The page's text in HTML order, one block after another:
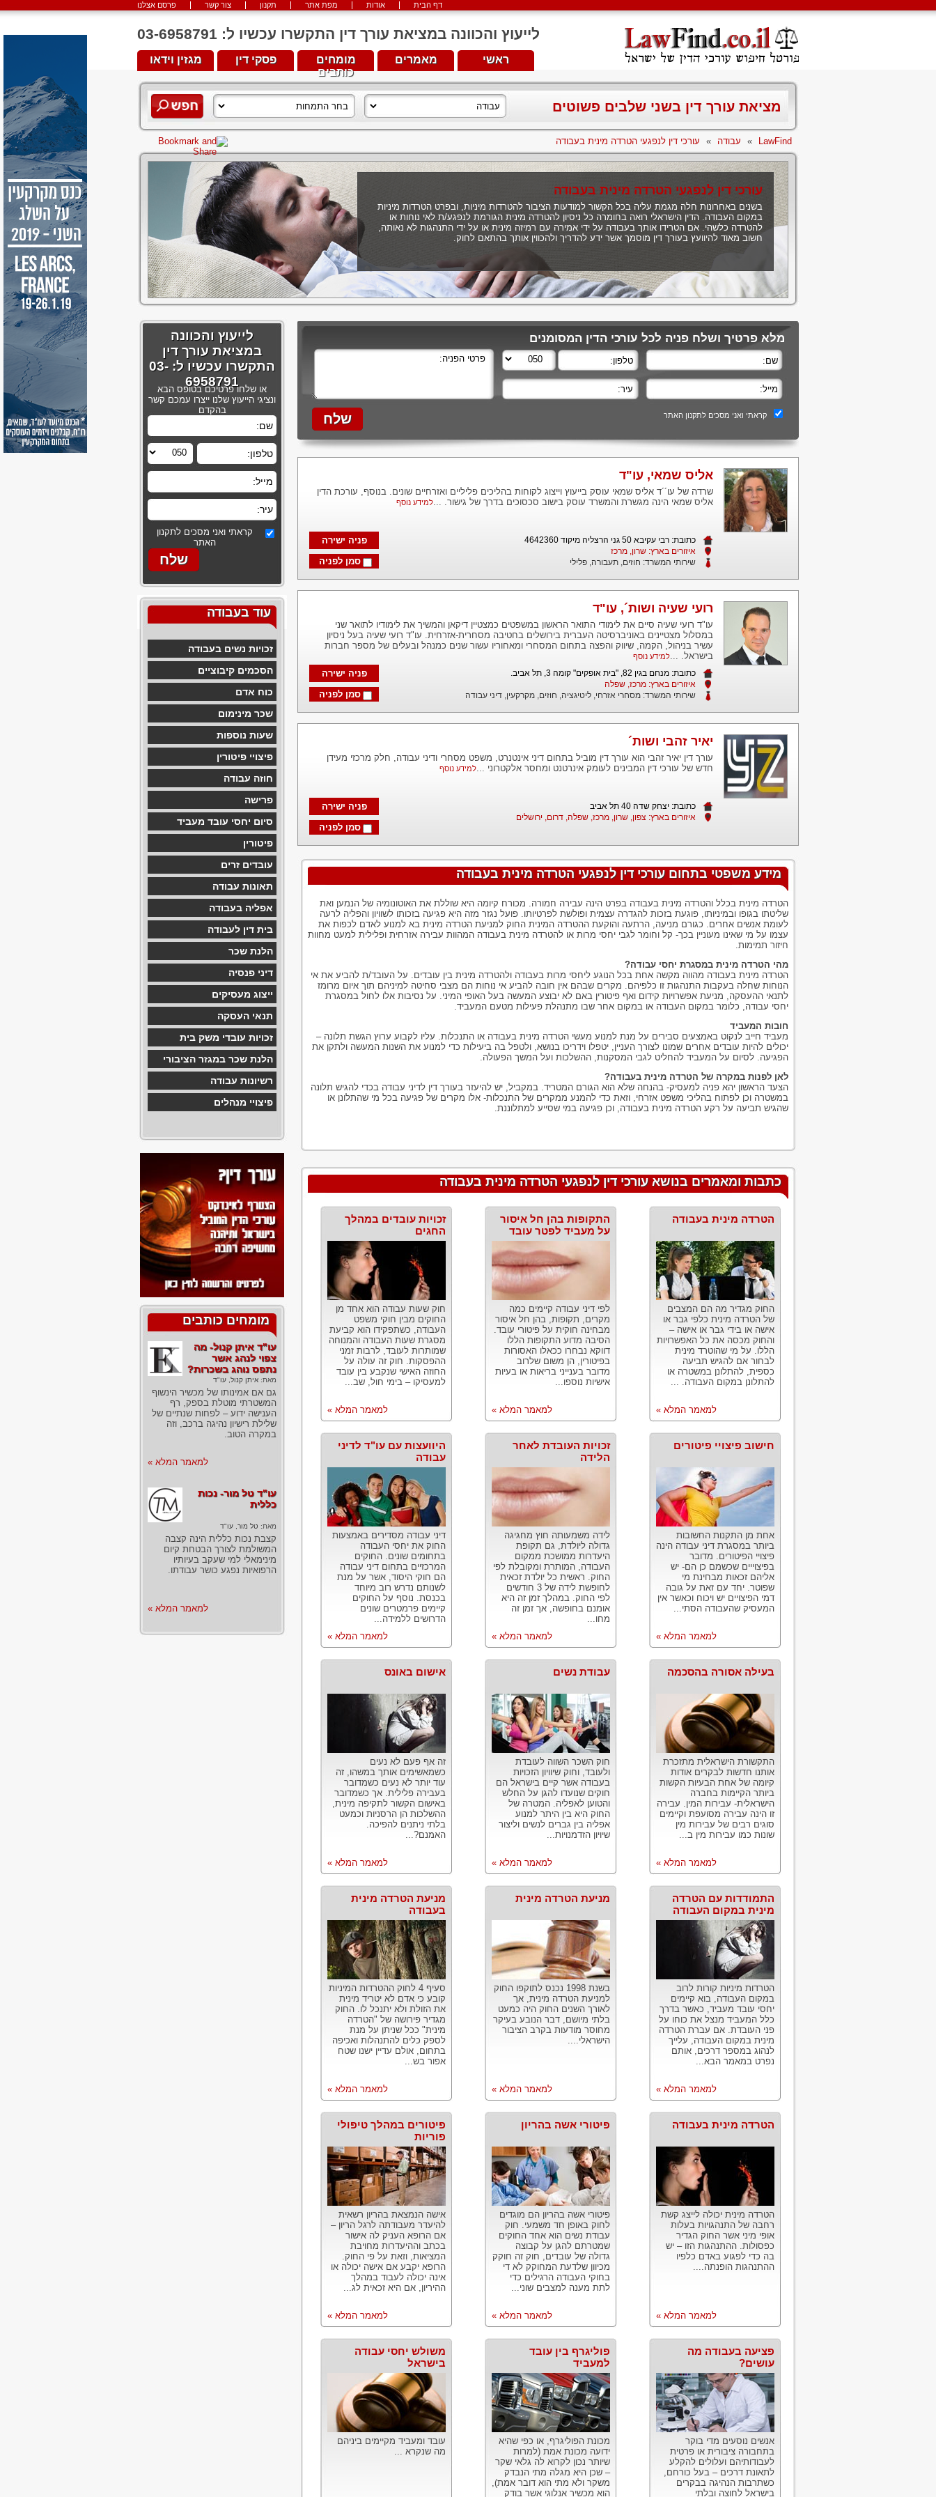
פרסם אצלנו צור קשר תקנון מפת אתר אודות דף הבית
לייעוץ והכוונה במציאת עורך דין התקשרו עכשיו ל: 03-6958791
מגזין וידאו פסקי דין
מומחים
כותבים
מאמרים ראשי
מציאת עורך דין בשני שלבים פשוטים
LawFind
» עבודה » עורכי דין לנפגעי הטרדה מינית בעבודה
עורכי דין לנפגעי הטרדה מינית בעבודה
בשנים באחרונות חלה מגמת עליה בכל הקשור למודעות הציבור להטרדות מיניות, ובפרט הטרדות מיניות
במקום העבודה. הדין הישראלי רואה בחומרה כל ניסיון להטרדה מינית הגורמת לנפגע/ת לאי נוחות או
להטרדה כלשהי. אם הטרידו אותך בעבודה על ידי אמירה עם רמיזה מינית או על ידי התנהגות לא נאותה,
חשוב מאוד להיוועץ בעורך דין מוסמך אשר ידע להדריך ולהכווין אותך בהתאם לחוק.
מלא פרטיך ושלח פניה לכל עורכי הדין המסומנים
קראתי ואני מסכים לתקנון האתר
אליס שמאי, עו"ד
שרדה של עו´´ד אליס שמאי עוסק בייעוץ וייצוג לקוחות בהליכים פליליים ואזרחיים שונים. בנוסף, עורכת הדין
אליס שמאי הינה מגשרת והמשרד עוסק בישוב סכסוכים בדרך של גישור. ...למידע נוסף
כתובת: רבי עקיבא 50 גני הרצליה מיקוד 4642360
איזורים בארץ: שרון, מרכז
שירותי המשרד: חוזים, תעבורה, פלילי
פניה ישירה
סמן לפניה
רועי שעיה ושות´, עו"ד
עו"ד רועי שעיה סיים את לימודי התואר הראשון במשפטים כמצטיין דיקאן והמשיך את לימודיו לתואר שני
במסלול מצטיינים באוניברסיטה העברית בירושלים בחטיבה מסחרית-אזרחית. עו"ד רועי שעיה בעל ניסיון
עשיר בניהול, הקמה, שיווק והפצה בתחום המסחרי ומאחוריו עשור שנים כמנהל ובעלים של מספר חברות
בישראל. ...למידע נוסף
כתובת: מנחם בגין 82, "בית אופקים" קומה 3, תל אביב.
איזורים בארץ: מרכז, שפלה
שירותי המשרד: מסחרי אזרחי, ליטיגציה, חוזים, מקרקעין, דיני עבודה
פניה ישירה
סמן לפניה
יאיר זהבי ושות´
עורך דין יאיר זהבי הוא עורך דין מוביל בתחום דיני אינטנרט, משפט מסחרי ודיני עבודה, חלק מרכזי מעידן
חדש של עורכי דין המבינים לעומק אינרטנט ומחסר אלקטרוני ...למידע נוסף
כתובת: יצחק שדה 40 תל אביב
איזורים בארץ: צפון, שרון, מרכז, שפלה, דרום, ירושלים
פניה ישירה
סמן לפניה
מידע משפטי בתחום עורכי דין לנפגעי הטרדה מינית בעבודה
הטרדה מינית בכלל והטרדה מינית בעבודה בפרט הינה עבירה חמורה. מכורח קיומה היא שוללת את האוטונומיה של הנמען ואת
שליטתו בגופו ובמיניותו, פוגעת בזכות להגדרה עצמית ופולשת לפרטיותו. פועל נגזר מזה היא פגיעה בזכותו לשוויון והפליה לרעה
לעומת אנשים אחרים. כגורם מניעה, הרתעה והוקעת ההטרדה המינית החוק למניעת הטרדה מינית בא למנוע לאדם לכפות את
עצמו על מי שאינו מעוניין בכך- קל וחומר לגבי יחסי מרות או להטרדה מינית בעבודה המהוות עבירה אזרחית ופלילית למעט מחוות
חיזור תמימות.
מהי הטרדה מינית במסגרת יחסי עבודה?
הטרדה מינית בעבודה מהווה מקשה אחת בכל הנוגע ליחסי מרות בעבודה ולהטרדה מינית בין עובדים. על העובד/ת להביע את אי
הנוחות שחלה בעקבות התנהגות זו כלפיהם. מקרים שבהם אין חובה להביע אי נוחות הם מצבי סחיטה למיניהם תוך איום מרומז
לתנאי ההעסקה, מניעת אפשרויות קידום ואף פיטורין באם לא יבוצע המעשה בעל האופי המיני. על נסיבות אלו לחול במסגרת
יחסי עבודה, כלומר במקום העבודה או במקום אחר שבו מתנהלת פעילות מטעם המעביד.
חובות המעביד
מעביד חייב לנקוט באמצעים סבירים על מנת למנוע מעשי הטרדה מינית בעבודה או התנכלות. עליו לקבוע ערוץ הגשת תלונה –
יכולים להיות עובדים אחרים שמונו לצורך העניין, יטפלו וידריכו בנושא, ולטפל בה ביעילות כדי למנוע את השנות המעשה ולתקן את
הפגיעה. לסיום על המעביד להחליט לגבי המסקנות, ההשלכות ועל המשך הפעולה.
לאן לפנות במקרה של הטרדה מינית בעבודה?
הצעד הראשון יהא פניה למעסיק- בהנחה שלא הוא הגורם המטריד. במקביל, יש להיעזר בעורך דין לדיני עבודה בכדי להגיש תלונה
במשטרה וכן לפתוח בהליכי משפט אזרחי, וזאת כדי להמנע ממקרים של התנכלות- אלו מקרים של פגיעה בכל מי שהתלונן או
שהגיש תביעה על רקע הטרדה מינית בעבודה, וכן פגיעה במי שסייע למתלוננת.
כתבות ומאמרים בנושא עורכי דין לנפגעי הטרדה מינית בעבודה
הטרדה מינית בעבודה
החוק מגדיר מה הם המצבים
של הטרדה מינית כלפי גבר או
אישה או בידי גבר או אישה –
והחוק מכסה את כל האפשרויות
הללו. על מי שהוטרד מינית
לבחור אם להגיש תביעה
כספית, להתלונן במשטרה או
להתלונן במקום העבודה. ...
למאמר המלא »
התקופות בהן חל איסור
על מעביד לפטר עובד
לפי דיני עבודה קיימים כמה
מקרים, תקופות, בהן חל איסור
מבחינה חוקית על פיטורי עובד.
הסיבה מדוע התקופות הללו
דווקא נבחרו ככאלו האסורות
בפיטורין, הן משום שלרוב
מדובר בענייני בריאות או בעיות
אישיות נוספו...
למאמר המלא »
זכויות עובדים במהלך
החגים
חוק שעות עבודה הוא אחד מן
החוקים מבין חוקי משפט
העבודה, כשתפקידו הוא קביעת
מסגרת שעות העבודה והמנוחה
שמותרות לעובד, לרבות זמני
ההפסקות. חוק זה עולה על
החוזה האישי שנקבע בין עובד
למעסיקו – בימי חול, שב...
למאמר המלא »
חישוב פיצויי פיטורים
אחת מן התקנות החשובות
ביותר במסגרת דיני עבודה הינה
פיצויי הפיטורים. מדובר
בפיצוייים שכשמם כן הם- יש
אליהם זכאות מבחינת מי
שפוטר. יחד עם זאת על גובה
דמי הפיצויים יש ויכוח וכאשר אין
המעסיק שהעבודה הסתי...
למאמר המלא »
זכויות העובדת לאחר
הלידה
לידה משמעותה חוץ מחגיגה
גדולה ליולדת, גם תקופת
היעדרות ממושכת ממקום
העבודה, המותרת ומקובלת לפי
החוק. ראשית כל יולדת זכאית
לחופשת לידה של 3 חודשים
לפי החוק. במהלך זמן זה היא
אומנם בחופשה, אך זמן זה
מחו...
למאמר המלא »
היוועצות עם עו"ד לדיני
עבודה
דיני עבודה מסדירים באמצעות
החוק את יחסי העבודה
בתחומים שונים. החוקים
המרכזיים בתחום דיני עבודה
הם חוקי היסוד, אשר על מנת
לשנותם נדרש רוב מיוחד
בכנסת. נוסף על החוקים
קיימים פרמטרים שונים
הדרושים ללמידה...
למאמר המלא »
בעילה אסורה בהסכמה
התקשורת הישראלית מתזכרת
אותנו חדשות לבקרים אודות
קיומה של אחת הבעיות הקשות
ביותר הקיימות בחברה
הישראלית- עבירות המין. עבירה
זו הינה עבירה מסועפת וקיימים
סוגים רבים של עבירות מין
שונות כמו עבירות מין ב...
למאמר המלא »
עבודת נשים
חוק השכר השווה לעובדת
ולעובד, וחוק שיוויון הזכויות
בעבודה אשר קיים בישראל הם
חוקים שנועדו להגן על החלש
והטוען לאפליה. המטרה של
החוק היא בין היתר למנוע
אפליה בין גברים לנשים וליצור
שיויון הזדמנויות...
למאמר המלא »
אישום באונס
זה אף פעם לא נעים
כשמאשימים אותך במשהו, זה
עוד יותר לא נעים כשמדובר
בעבירה פלילית. אך כשמדובר
באישום הקשור לתקיפה מינית,
ההשלכות הן הרסניות וכמעט
בלתי ניתנים להפיכה.
האמנם?...
למאמר המלא »
התמודדות עם הטרדה
מינית במקום העבודה
הטרדות מיניות קורות לרוב
במקום העבודה, בוא קיימים
יחסי עובד מעביד, כאשר בדרך
כלל המעביד מנצל את כוחו על
פני העובדת. אם עברת הטרדה
מינית במקום העבודה, עלייך
לנהוג במספר דרכים, אותם
נפרט במאמר הבא...
למאמר המלא »
מניעת הטרדה מינית
בשנת 1998 נכנס לתוקפו החוק
למניעת הטרדה מינית, אך
לאורך השנים החוק היה כמעט
בלתי מיושם, דבר הנובע בעיקר
מחוסר מודעות בקרב הציבור
הישראלי....
למאמר המלא »
מניעת הטרדה מינית
בעבודה
סעיף 4 לחוק ההטרדות המיניות
קובע כי אדם לא יטריד מינית
את הזולת ולא יתנכל לו. החוק
מגדיר פירושה של "הטרדה
מינית" ככל שניתן על מנת
לספק כלים להתנהלות ואכיפה
בתחום, אולם עדיין ישנו שטח
אפור בש...
למאמר המלא »
הטרדה מינית בעבודה
הטרדה מינית יכולה לייצג קשת
רחבה של התנהגויות בעלות
אופי מיני אשר החוק הגדיר
כפסולות. ההתנהגות הזו – יש
בה כדי לפגוע באדם כלפיו
ההתנהגות הופנתה....
למאמר המלא »
פיטורי אשה בהריון
פיטורי אשה בהריון הם מוגדים
לחוק באופן חד משמעי. חוק
עבודת נשים הוא אחד החוקים
שמטרתם להגן על קבוצה
גדולה של עובדים, חוק זה חוקק
מכיוון שלדעת המחוקק לא די
בחוקי העבודה הרגילים כדי
לתת מענה למצבים שוני...
למאמר המלא »
פיטורים במהלך טיפולי
פוריות
אישה הנמצאת בהריון רשאית
להיעדר מעבודתה לרגל הריון –
אם הרופא העניק לה אישור
בכתב וההיעדרות מחויבת
המציאות, וזאת על פי החוק.
הרופא יקבע אם אישה יכולה או
אינה יכולה לעבוד במהלך
ההיריון, אם היא זכאית לג...
למאמר המלא »
פציעה בעבודה מה
עושים?
אנשים נוסעים מדי בוקר
בתחבורה ציבורית או פרטית
לעבודותיהם ועלולים להקלע
לתאונת דרכים – בעל כורחם,
כשתרבות הנהיגה בבקרים
בישראל לחוצה ובלתי
פוליגרף בין עובד
למעביד
מכונת הפוליגרף, או כפי שהיא
ידועה מכונת אמת (למרות
שיותר נכון לקרוא לה גלאי שקר
– שכן היא מגלה מתי הנבדק
משקר ולא מתי הוא דובר אמת),
הוא מכשיר אנלוגי אשר בודק
משולש יחסי עבודה
בישראל
עובד ומעביד מקיימים ביניהם
מה שנקרא ...
לייעוץ והכוונה
במציאת עורך דין
התקשרו עכשיו ל: 03-
6958791
או שלחו פרטיכם בטופס הבא
ונציגי הייעוץ שלנו ייצרו עמכם קשר
בהקדם
קראתי ואני מסכים לתקנון
האתר
עוד בעבודה
זכויות נשים בעבודה
הסכמים קיבוציים
כוח אדם
שכר מינימום
שעות נוספות
פיצויי פיטורין
חוזה עבודה
פרישה
סיום יחסי עובד מעביד
פיטורין
עובדים זרים
תאונות עבודה
אפליה בעבודה
בית דין לעבודה
הלנת שכר
דיני פנסיה
ייצוג מעסיקים
תנאי העסקה
זכויות עובדי משק בית
הלנת שכר במגזר הציבורי
רשיונות עבודה
פיצויי מנהלים
מומחים כותבים
עו"ד איתן קנול- מה
צפוי לנהג אשר
נתפס נוהג בשכרות?
מאת: איתן קנול, עו"ד
גם אם אמינותו של מכשיר הינשוף
המשטרתי מוטלת בספק, רף
הענישה ידוע – לפחות שנתיים של
שלילת רישיון נהיגה ברכב, וזה
במקרה הטוב.
למאמר המלא »
עו"ד טל מור- נכות
כללית
מאת: טל מור, עו"ד
קצבת נכות כללית הינה קצבה
המשולמת לצורך הבטחת קיום
מינימאלי למי שעקב בעיותיו
הרפואיות נפגע כושר עבודתו.
למאמר המלא »